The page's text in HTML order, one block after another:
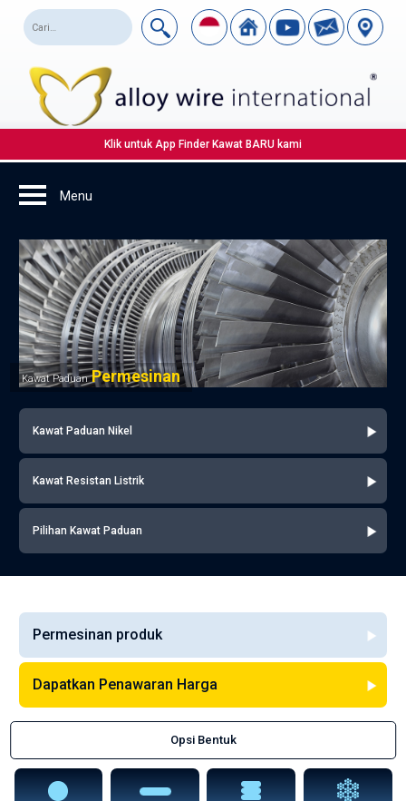
Klik untuk App Finder Kawat BARU kami
Kawat PaduanPermesinan
Kawat Paduan Nikel
Kawat Resistan Listrik
Pilihan Kawat Paduan
Permesinan produk
Dapatkan Penawaran Harga
Opsi Bentuk